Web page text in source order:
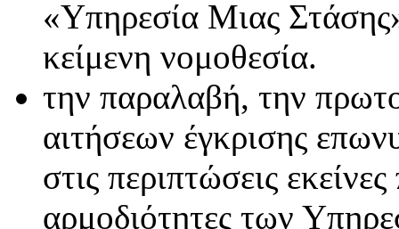
«Υπηρεσία Μιας
κείμενη νομοθεσία.
την παραλαβή, την
αιτήσεων έγκρισης
στις περιπτώσεις
αρμοδιότητες των